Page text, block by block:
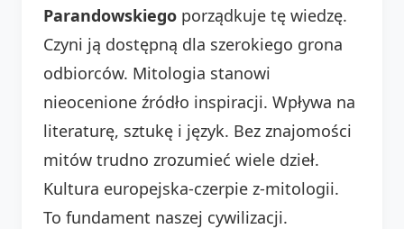
Parandowskiego porządkuje tę wiedzę.
Czyni ją dostępną dla szerokiego grona
odbiorców. Mitologia stanowi
nieocenione źródło inspiracji. Wpływa na
literaturę, sztukę i język. Bez znajomości
mitów trudno zrozumieć wiele dzieł.
Kultura europejska-czerpie z-mitologii.
To fundament naszej cywilizacji.